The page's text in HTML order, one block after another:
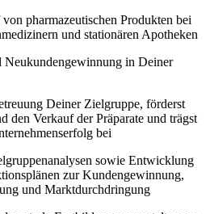
pharmazeutischen Produkten bei
und stationären Apotheken
Neukundengewinnung in Deiner
Deiner Zielgruppe, förderst
den Verkauf der Präparate und trägst
bei
sowie Entwicklung
zur Kundengewinnung,
und Marktdurchdringung